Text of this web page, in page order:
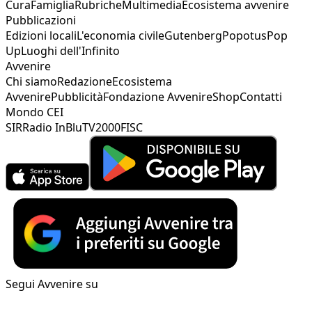
CuraFamigliaRubricheMultimediaEcosistema avvenire
Pubblicazioni
Edizioni localiL'economia civileGutenbergPopotusPop
UpLuoghi dell'Infinito
Avvenire
Chi siamoRedazioneEcosistema
AvvenirePubblicitàFondazione AvvenireShopContatti
Mondo CEI
SIRRadio InBluTV2000FISC
Segui Avvenire su